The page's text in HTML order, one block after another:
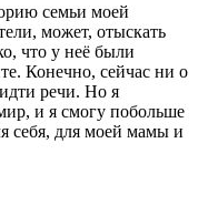
семьи моей
может, отыскать
что у неё были
Конечно, сейчас ни о
речи. Но я
и я смогу побольше
себя, для моей мамы и